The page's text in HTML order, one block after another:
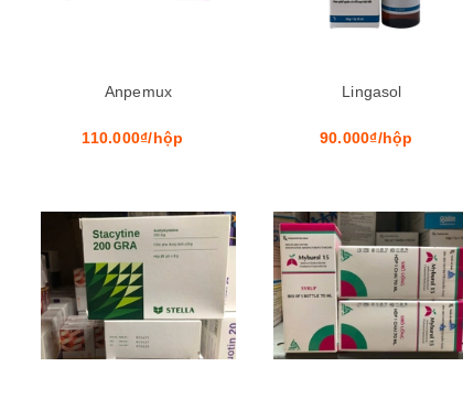
Anpemux
110.000₫/hộp
Lingasol
90.000₫/hộp
Mua hàng